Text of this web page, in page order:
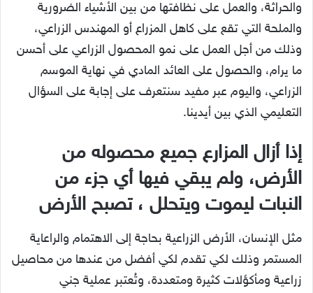
والحراثة، والعمل على نظافتها من بين الأشياء الضرورية
والملحة التي تقع على كاهل المزراع أو المهندس الزراعي،
وذلك من أجل العمل على نمو المحصول الزراعي على أحسن
ما يرام، والحصول على العائد المادي في نهاية الموسم
الزراعي، واليوم عبر مفيد سنتعرف على إجابة على السؤال
التعليمي الذي بين أيدينا.
إذا أزال المزارع جميع محصوله من
الأرض، ولم يبقي فيها أي جزء من
النبات ليموت ويتحلل ، تصبح الأرض
مثل الإنسان، الأرض الزراعية بحاجة إلى الاهتمام والراعاية
المستمر وذلك لكي تقدم لكي أفضل من عندها من محاصيل
زراعية ومأكؤلات كثيرة ومتعددة، وتُعتبر عملية جني